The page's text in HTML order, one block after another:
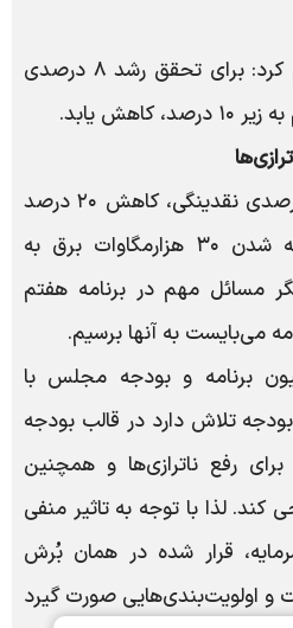
نماینده مردم لنگرود اعلام کرد: برای تحقق رشد ۸ درصدی
یابد.
او اضافه کرد: رشد ۱۳.۵ درصدی نقدینگی، کاهش ۲۰ درصد
از ناترازی بانک‌ها و اضافه شدن ۳۰ هزارمگاوات برق به
مسائل مهم در برنامه هفتم
می‌بایست به آنها برسیم.
برنامه و بودجه مجلس با
تلاش دارد در قالب بودجه
را برای رفع ناترازی‌ها و همچنین
کند. لذا با توجه به تاثیر منفی
قرار شده در همان بُرش
و اولویت‌بندی‌هایی صورت گیرد